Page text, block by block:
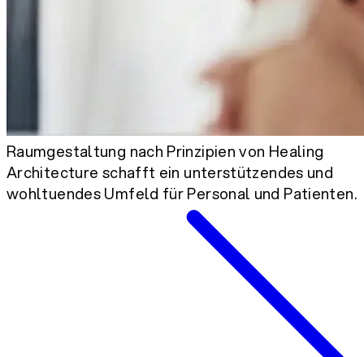
Raumgestaltung nach Prinzipien von Healing
Architecture schafft ein unterstützendes und
wohltuendes Umfeld für Personal und Patienten.